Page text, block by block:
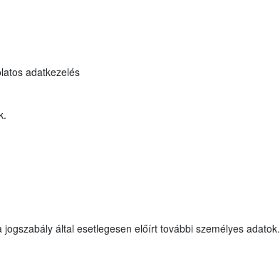
adatkezelés
által esetlegesen előírt további személyes adatok.